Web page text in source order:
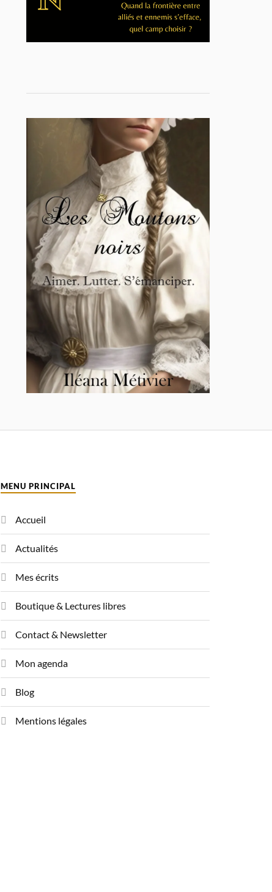
MENU PRINCIPAL
Accueil
Actualités
Mes écrits
Boutique & Lectures libres
Contact & Newsletter
Mon agenda
Blog
Mentions légales